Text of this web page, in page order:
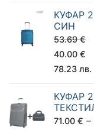
КУФАР
СИН
53.69€
40.00 €
78.23 лв.
КУФАР
71.00 € –